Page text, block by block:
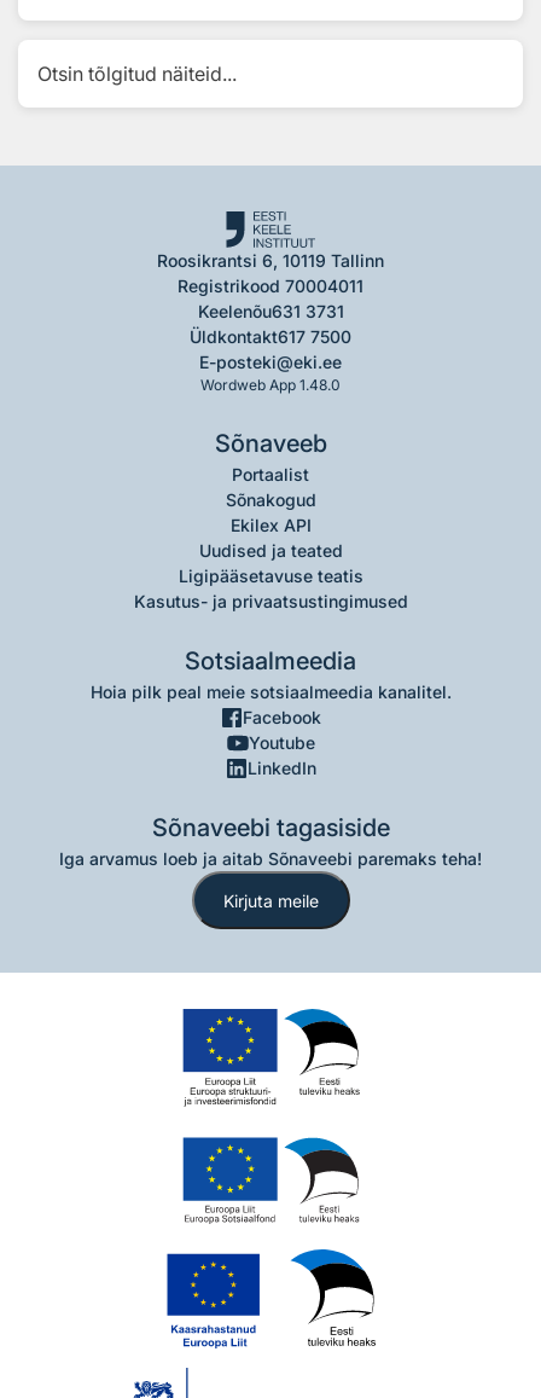
Otsin tõlgitud näiteid...
Roosikrantsi 6, 10119 Tallinn
Registrikood 70004011
Keelenõu631 3731
Üldkontakt617 7500
E-posteki@eki.ee
Wordweb App 1.48.0
Sõnaveeb
Portaalist
Sõnakogud
Ekilex API
Uudised ja teated
Ligipääsetavuse teatis
Kasutus- ja privaatsustingimused
Sotsiaalmeedia
Hoia pilk peal meie sotsiaalmeedia kanalitel.
Facebook
Youtube
LinkedIn
Sõnaveebi tagasiside
Iga arvamus loeb ja aitab Sõnaveebi paremaks teha!
Kirjuta meile